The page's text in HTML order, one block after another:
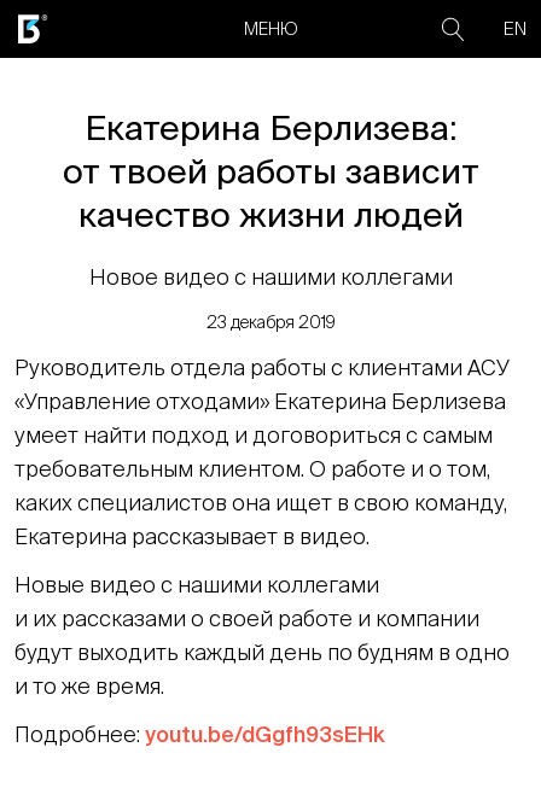
МЕНЮ EN
Екатерина Берлизева:
от твоей работы зависит
качество жизни людей
Новое видео с нашими коллегами
23 декабря 2019
Руководитель отдела работы с клиентами АСУ
«Управление отходами» Екатерина Берлизева
умеет найти подход и договориться с самым
требовательным клиентом. О работе и о том,
каких специалистов она ищет в свою команду,
Екатерина рассказывает в видео.
Новые видео с нашими коллегами
и их рассказами о своей работе и компании
будут выходить каждый день по будням в одно
и то же время.
Подробнее: youtu.be/dGgfh93sEHk